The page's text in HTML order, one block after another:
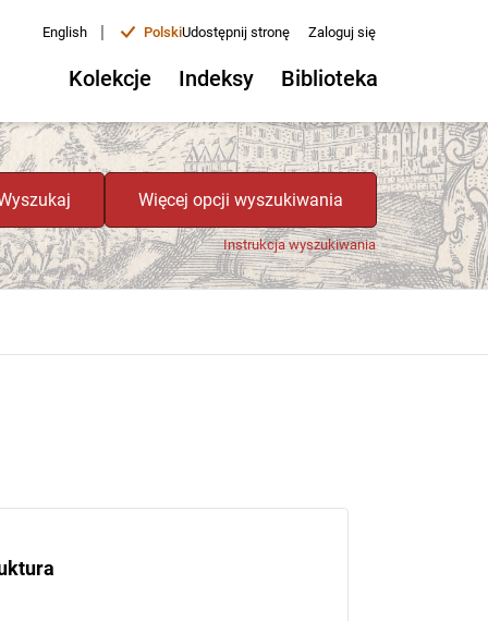
English | PolskiUdostępnij stronę Zaloguj się
Kolekcje Indeksy Biblioteka
Więcej opcji wyszukiwania
Instrukcja wyszukiwania